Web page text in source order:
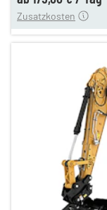
Zusatzkosten